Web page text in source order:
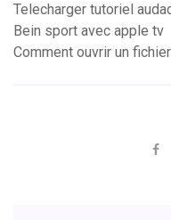
Telecharger tutoriel
Bein sport avec apple tv
Comment ouvrir un